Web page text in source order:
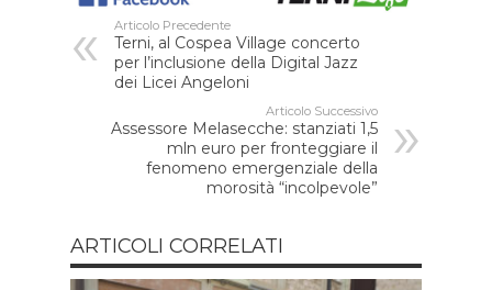
Articolo Precedente
Terni, al Cospea Village concerto
per l’inclusione della Digital Jazz
dei Licei Angeloni
Articolo Successivo
Assessore Melasecche: stanziati 1,5
mln euro per fronteggiare il
fenomeno emergenziale della
morosità “incolpevole”
ARTICOLI CORRELATI